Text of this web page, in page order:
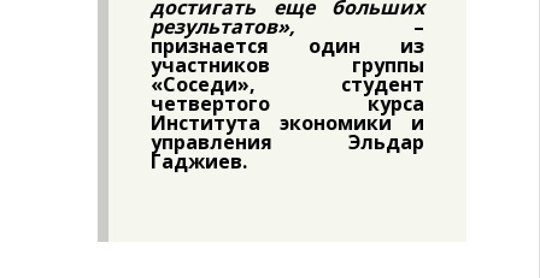
достигать еще больших
результатов», –
признается один из
участников группы
«Соседи», студент
четвертого курса
Института экономики и
управления Эльдар
Гаджиев.